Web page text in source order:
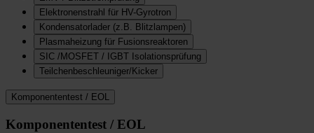
Elektronenstrahl für HV-Gyrotron
Kondensatorlader (z.B. Blitzlampen)
Plasmaheizung für Fusionsreaktoren
SIC /MOSFET / IGBT Isolationsprüfung
Teilchenbeschleuniger/Kicker
Komponententest / EOL
Komponententest / EOL